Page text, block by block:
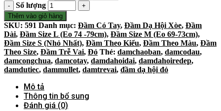
Số lượng
Thêm vào giỏ hàng
SKU: 591 Danh mục: Đầm Có Tay, Đầm Dạ Hội Xòe, Đầm
Dài, Đầm Size L (Eo 74 -79cm), Đầm Size M (Eo 69-73cm),
Đầm Size S (Nhỏ Nhất), Đầm Theo Kiểu, Đầm Theo Màu, Đầm
Theo Size, Đầm Trễ Vai, Đỏ Thẻ: damchaoban, damcodau,
damcongchua, damcotay, damdahoidai, damdahoiredep,
damdutiec, dammullet, damtrevai, đầm dạ hội đỏ
Mô tả
Thông tin bổ sung
Đánh giá (0)